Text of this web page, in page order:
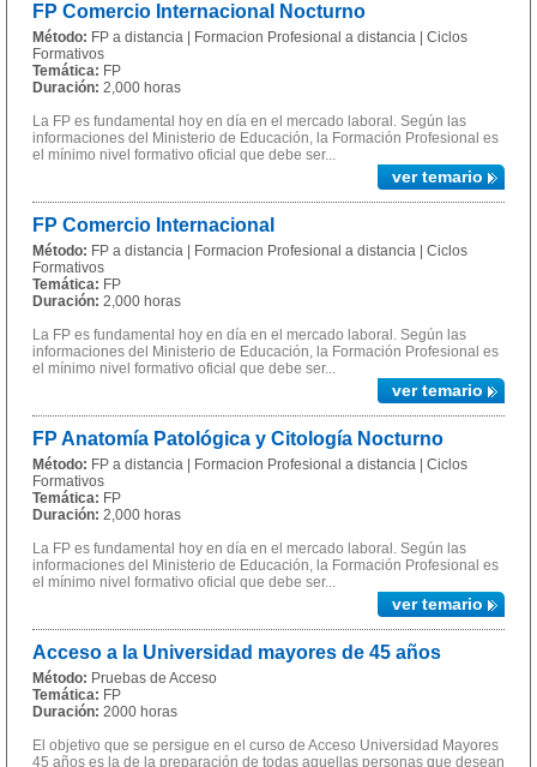
FP Comercio Internacional Nocturno
Método: FP a distancia | Formacion Profesional a distancia | Ciclos
Formativos
Temática: FP
Duración: 2,000 horas
La FP es fundamental hoy en día en el mercado laboral. Según las
informaciones del Ministerio de Educación, la Formación Profesional es
el mínimo nivel formativo oficial que debe ser...
ver temario
FP Comercio Internacional
Método: FP a distancia | Formacion Profesional a distancia | Ciclos
Formativos
Temática: FP
Duración: 2,000 horas
La FP es fundamental hoy en día en el mercado laboral. Según las
informaciones del Ministerio de Educación, la Formación Profesional es
el mínimo nivel formativo oficial que debe ser...
ver temario
FP Anatomía Patológica y Citología Nocturno
Método: FP a distancia | Formacion Profesional a distancia | Ciclos
Formativos
Temática: FP
Duración: 2,000 horas
La FP es fundamental hoy en día en el mercado laboral. Según las
informaciones del Ministerio de Educación, la Formación Profesional es
el mínimo nivel formativo oficial que debe ser...
ver temario
Acceso a la Universidad mayores de 45 años
Método: Pruebas de Acceso
Temática: FP
Duración: 2000 horas
El objetivo que se persigue en el curso de Acceso Universidad Mayores
45 años es la de la preparación de todas aquellas personas que desean